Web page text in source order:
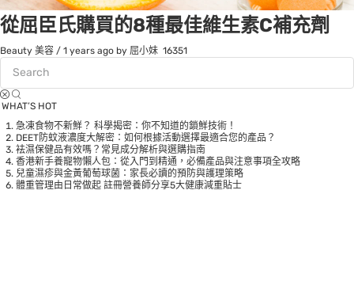
從屈臣氏購買的8種最佳維生素C補充劑
Beauty 美容 / 1 years ago by 屈小妹 16351
WHAT’S HOT
急凍食物不新鮮？ 科學揭密：你不知道的鎖鮮技術！
DEET防蚊液濃度大解密：如何根據活動選擇最適合您的產品？
袪濕保健品有效嗎？常見成分解析與選購指南
香港新手養寵物懶人包：從入門到精通，必備產品與注意事項全攻略
兒童濕疹與金黃葡萄球菌：家長必讀的預防與護理策略
體重管理由日常做起 註冊營養師分享5大健康減重貼士